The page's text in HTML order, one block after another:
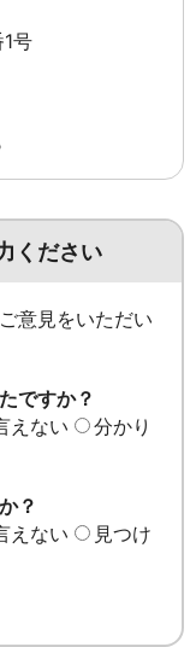
号
ください
意見をいただい
ですか？
えない
分かり
？
えない
見つけ